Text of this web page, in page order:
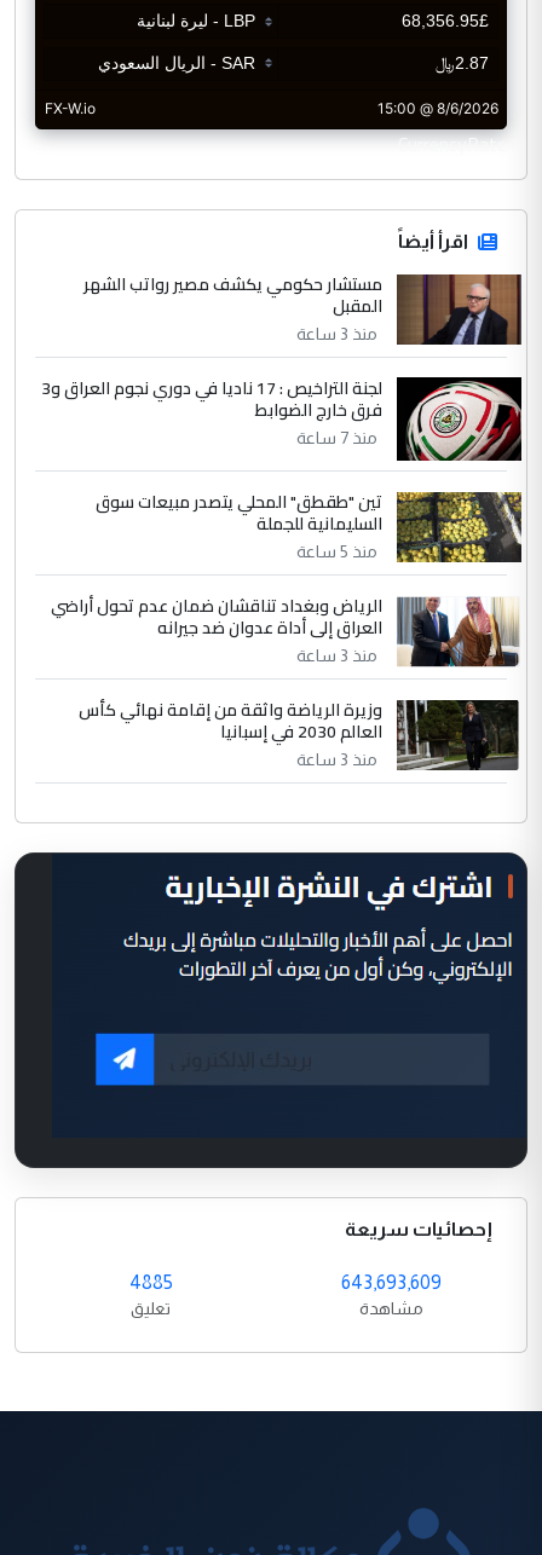
CurrencyRate
اقرأ أيضاً
مستشار حكومي يكشف مصير رواتب الشهر
المقبل
منذ 3 ساعة
لجنة التراخيص : 17 ناديا في دوري نجوم العراق و3
فرق خارج الضوابط
منذ 7 ساعة
تين "طقطق" المحلي يتصدر مبيعات سوق
السليمانية للجملة
منذ 5 ساعة
الرياض وبغداد تناقشان ضمان عدم تحول أراضي
العراق إلى أداة عدوان ضد جيرانه
منذ 3 ساعة
وزيرة الرياضة واثقة من إقامة نهائي كأس
العالم 2030 في إسبانيا
منذ 3 ساعة
إحصائيات سريعة
643,693,609
مشاهدة
4885
تعليق